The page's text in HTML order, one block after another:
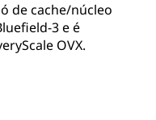
de cache/núcleo
3 e é
OVX.